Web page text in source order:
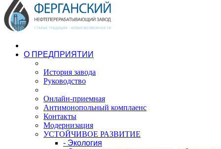
О ПРЕДПРИЯТИИ
История завода
Руководство
Онлайн-приемная
Антимонопольный комплаенс
Контакты
Модернизация
УСТОЙЧИВОЕ РАЗВИТИЕ
- Экология